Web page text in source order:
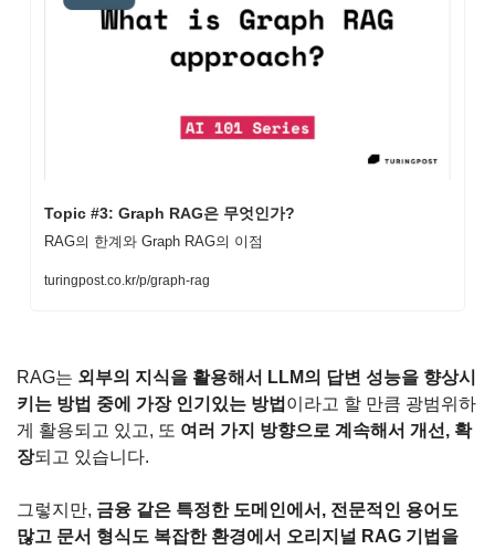
Topic #3: Graph RAG은 무엇인가?
RAG의 한계와 Graph RAG의 이점
turingpost.co.kr/p/graph-rag
RAG는 외부의 지식을 활용해서 LLM의 답변 성능을 향상시
키는 방법 중에 가장 인기있는 방법 이라고 할 만큼 광범위하
게 활용되고 있고, 또 여러 가지 방향으로 계속해서 개선, 확
장되고 있습니다.
그렇지만, 금융 같은 특정한 도메인에서, 전문적인 용어도
많고 문서 형식도 복잡한 환경에서 오리지널 RAG 기법을